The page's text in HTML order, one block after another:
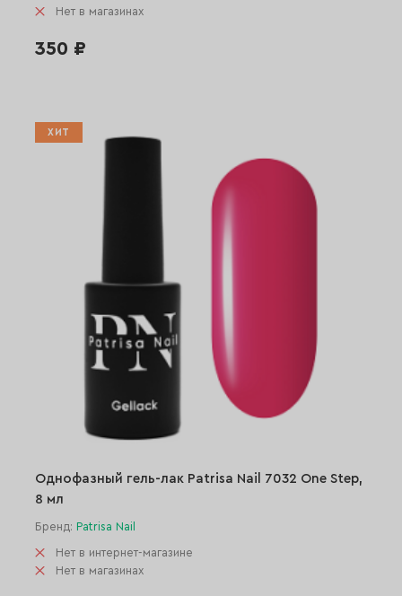
Нет в магазинах
350 ₽
ХИТ
Однофазный гель-лак Patrisa Nail 7032 One Step,
8 мл
Бренд: Patrisa Nail
Нет в интернет-магазине
Нет в магазинах